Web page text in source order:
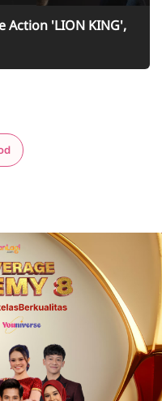
Action 'LION KING',